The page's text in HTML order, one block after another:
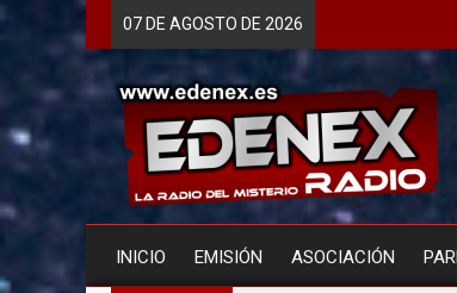
Skip
to
content
07 DE AGOSTO DE 2026
INICIO EMISIÓN ASOCIACIÓN